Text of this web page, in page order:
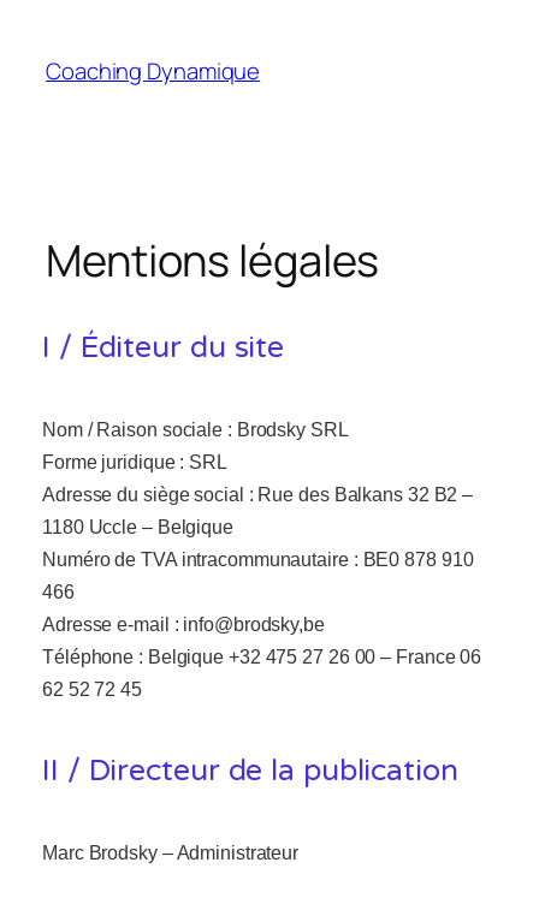
Coaching Dynamique
Mentions légales
I / Éditeur du site
Nom / Raison sociale : Brodsky SRL
Forme juridique : SRL
Adresse du siège social : Rue des Balkans 32 B2 –
1180 Uccle – Belgique
Numéro de TVA intracommunautaire : BE0 878 910
466
Adresse e-mail : info@brodsky,be
Téléphone : Belgique +32 475 27 26 00 – France 06
62 52 72 45
II / Directeur de la publication
Marc Brodsky – Administrateur